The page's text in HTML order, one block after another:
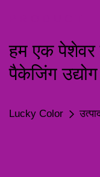
हम एक
पैकेजिंग उद्योग
Lucky Color